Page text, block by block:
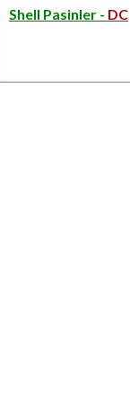
Shell Pasinler - DC